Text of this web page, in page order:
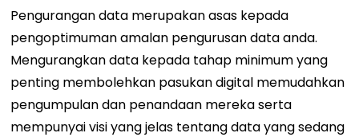
Pengurangan data merupakan asas kepada
pengoptimuman amalan pengurusan data anda.
Mengurangkan data kepada tahap minimum yang
penting membolehkan pasukan digital memudahkan
pengumpulan dan penandaan mereka serta
mempunyai visi yang jelas tentang data yang sedang